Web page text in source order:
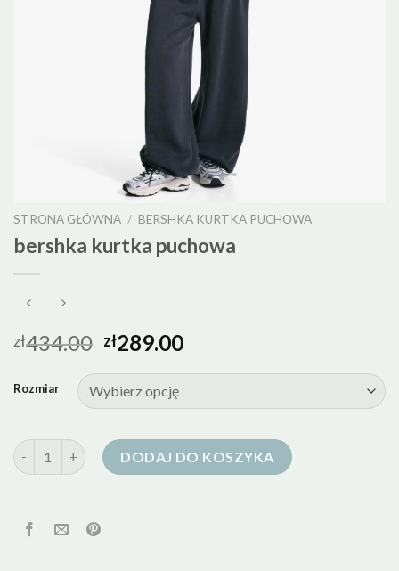
STRONA GŁÓWNA / BERSHKA KURTKA PUCHOWA
bershka kurtka puchowa
zł434.00 zł289.00
Rozmiar
ilość bershka kurtka puchowaDODAJ DO KOSZYKA